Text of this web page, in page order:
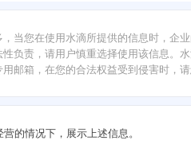
当您在使用水滴所提供的信息时，
负责，请用户慎重选择使用该信息。
用邮箱，在您的合法权益受到侵害时，
的情况下，展示上述信息。